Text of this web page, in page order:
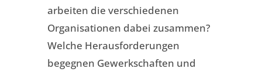
arbeiten die verschiedenen
Organisationen dabei zusammen?
Welche Herausforderungen
begegnen Gewerkschaften und